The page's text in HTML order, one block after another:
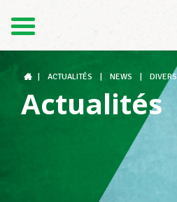
DE
Structures syndicales
ACTUALITÉS NEWS DIVERS
Actualités